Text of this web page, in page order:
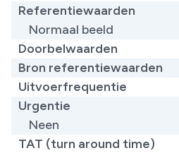
Referentiewaarden
Normaal beeld
Doorbelwaarden
Bron referentiewaarden
Uitvoerfrequentie
Urgentie
Neen
TAT (turn around time)